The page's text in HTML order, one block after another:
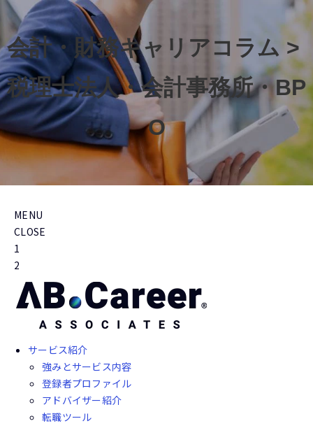
会計・財務キャリアコラム >
税理士法人・会計事務所・BP
O
MENU
CLOSE
1
2
サービス紹介
強みとサービス内容
登録者プロファイル
アドバイザー紹介
転職ツール